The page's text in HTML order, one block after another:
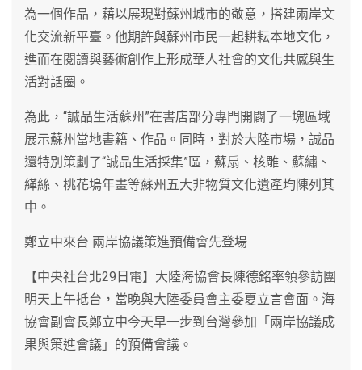
為一個作品，藉以展現對蘇州城市的敬意，搭建兩岸文
化交流新平臺。他期許與蘇州市民一起耕耘本地文化，
進而在閱讀與藝術創作上形成華人社會的文化共感與生
活對話圈。
為此，“誠品生活蘇州”在書店部分專門開闢了一塊區域
展示蘇州當地書籍、作品。同時，對於大陸市場，誠品
還特別策劃了“誠品生活採集”區，蘇扇、核雕、蘇繡、
緙絲、桃花塢年畫等蘇州五大非物質文化遺產均陳列其
中。
鄭立中來台 兩岸協議策進預備會先登場
【中央社台北29日電】大陸海協會長陳德銘率領參訪團
明天上午抵台，當晚與大陸委員會主委夏立言會面。海
協會副會長鄭立中今天早一步到台灣參加「兩岸協議成
果與策進會議」的預備會議。